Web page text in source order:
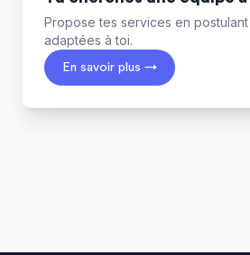
Propose tes services en postulant
adaptées à toi.
En savoir plus →